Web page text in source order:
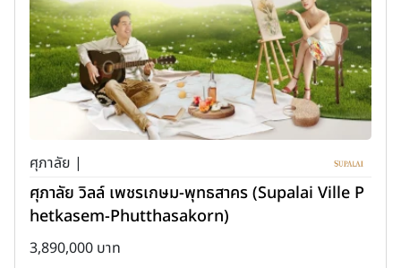
ศุภาลัย |
ศุภาลัย วิลล์ เพชรเกษม-พุทธสาคร (Supalai Ville P
hetkasem-Phutthasakorn)
3,890,000 บาท